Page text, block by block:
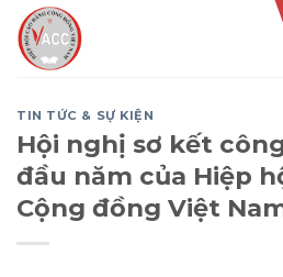
Skip
to
content
TIN TỨC & SỰ KIỆN
Hội nghị sơ kết
đầu năm của Hiệp
Cộng đồng Việt